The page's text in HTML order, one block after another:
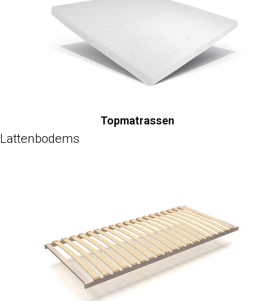
Topmatrassen
Lattenbodems